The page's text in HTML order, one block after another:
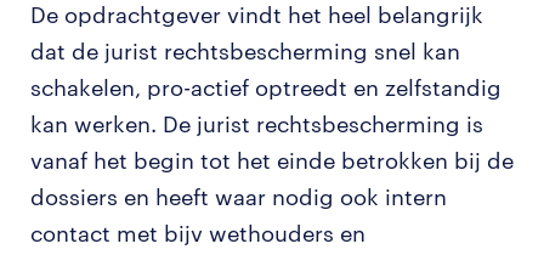
De opdrachtgever vindt het heel belangrijk
dat de jurist rechtsbescherming snel kan
schakelen, pro-actief optreedt en zelfstandig
kan werken. De jurist rechtsbescherming is
vanaf het begin tot het einde betrokken bij de
dossiers en heeft waar nodig ook intern
contact met bijv wethouders en